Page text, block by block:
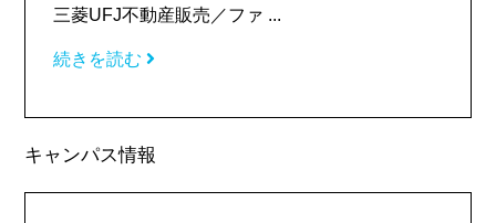
三菱UFJ不動産販売／ファ ...
続きを読む
キャンパス情報